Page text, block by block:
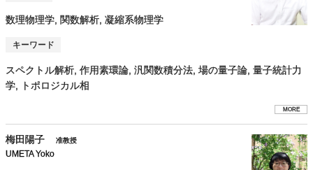
数理物理学, 関数解析, 凝縮系物理学
キーワード
スペクトル解析, 作用素環論, 汎関数積分法, 場の量子論, 量子統計力
学, トポロジカル相
MORE
梅田陽子 准教授
UMETA Yoko